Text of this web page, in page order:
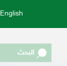
English
البحث